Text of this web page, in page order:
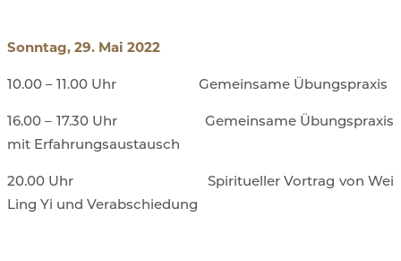
Sonntag, 29. Mai 2022
10.00 – 11.00 Uhr Gemeinsame Übungspraxis
16.00 – 17.30 Uhr Gemeinsame Übungspraxis
mit Erfahrungsaustausch
20.00 Uhr Spiritueller Vortrag von Wei
Ling Yi und Verabschiedung